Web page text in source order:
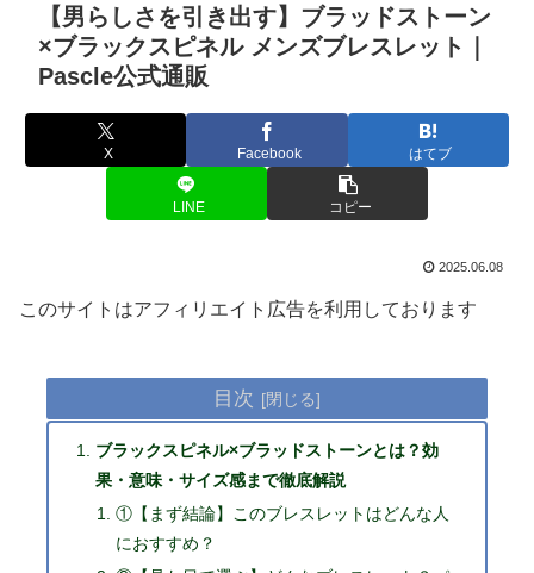
【男らしさを引き出す】ブラッドストーン
×ブラックスピネル メンズブレスレット｜
Pascle公式通販
X Facebook はてブ
LINE コピー
2025.06.08
このサイトはアフィリエイト広告を利用しております
目次
ブラックスピネル×ブラッドストーンとは？効
果・意味・サイズ感まで徹底解説
①【まず結論】このブレスレットはどんな人
におすすめ？